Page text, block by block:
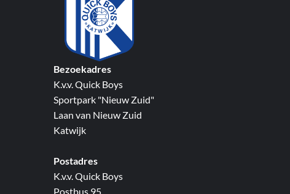
Bezoekadres
K.v.v. Quick Boys
Sportpark "Nieuw Zuid"
Laan van Nieuw Zuid
Katwijk
Postadres
K.v.v. Quick Boys
Postbus 95